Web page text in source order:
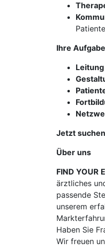
Ihre
Jetzt
Über uns
FIND YOUR
ärztliches
passende
unserem
Haben Sie
Wir freuen